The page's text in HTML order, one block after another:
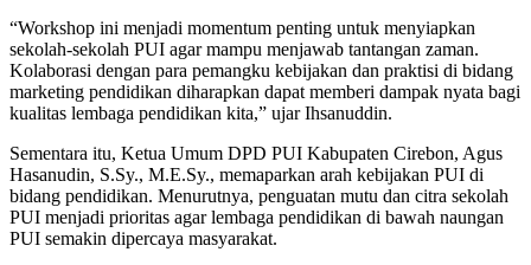
“Workshop ini menjadi momentum penting untuk menyiapkan
sekolah-sekolah PUI agar mampu menjawab tantangan zaman.
Kolaborasi dengan para pemangku kebijakan dan praktisi di bidang
marketing pendidikan diharapkan dapat memberi dampak nyata bagi
kualitas lembaga pendidikan kita,” ujar Ihsanuddin.
Sementara itu, Ketua Umum DPD PUI Kabupaten Cirebon, Agus
Hasanudin, S.Sy., M.E.Sy., memaparkan arah kebijakan PUI di
bidang pendidikan. Menurutnya, penguatan mutu dan citra sekolah
PUI menjadi prioritas agar lembaga pendidikan di bawah naungan
PUI semakin dipercaya masyarakat.